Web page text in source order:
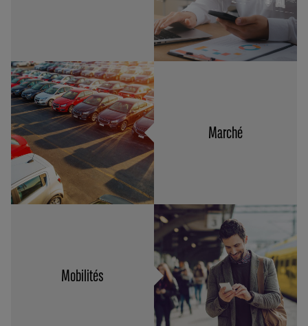
Marché
Mobilités